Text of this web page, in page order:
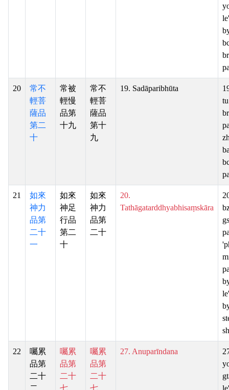
20
常不
輕菩
薩品
第二
十
常被
輕慢
品第
十九
常不
輕菩
薩品
第十
九
19. Sadāparibhūta
tu
21
如來
神力
品第
二十
一
如來
神足
行品
第二
十
如來
神力
品第
二十
20.
Tathāgatarddhyabhisaṃskāra
22
囑累
品第
二十
二
囑累
品第
二十
七
囑累
品第
二十
七
27. Anuparīndana